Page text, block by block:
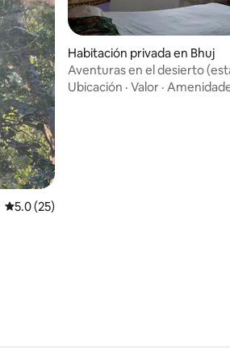
Calificación promedio: 5.0 de 5; 25
5.0 (25)
Habitación privada en Bhuj
Aventuras en el desierto
casa) en Bhuj
Ubicación · Valor ·